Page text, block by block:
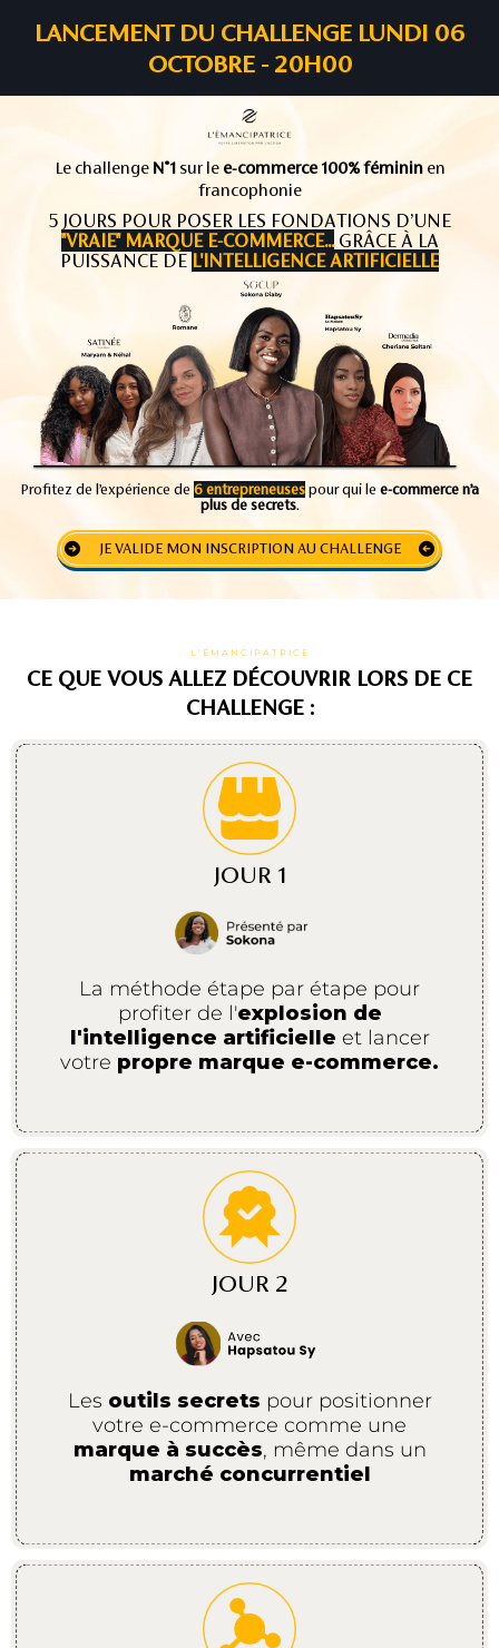
LANCEMENT DU CHALLENGE LUNDI 06
OCTOBRE - 20H00
Le challenge N°1sur le e-commerce 100% féminin en
francophonie
5 JOURS POUR POSER LES FONDATIONS D’UNE
"VRAIE" MARQUE E-COMMERCE...GRÂCE À LA
PUISSANCE DE L'INTELLIGENCE ARTIFICIELLE
Profitez de l’expérience de 6 entrepreneuses pour qui le e-commerce n’a
plus de secrets.
JE VALIDE MON INSCRIPTION AU CHALLENGE
L’ÉMANCIPATRICE
CE QUE VOUS ALLEZ DÉCOUVRIR LORS DE CE
CHALLENGE :
JOUR 1
La méthode étape par étape pour
profiter de l'explosion de
l'intelligence artificielle et lancer
votre propre marque e-commerce.
JOUR 2
Les outils secrets pour positionner
votre e-commerce comme une
marque à succès, même dans un
marché concurrentiel